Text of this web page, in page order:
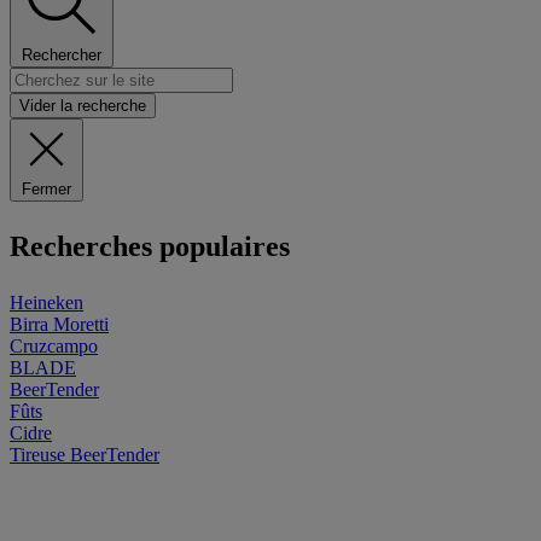
Rechercher
Vider la recherche
Fermer
Recherches populaires
Heineken
Birra Moretti
Cruzcampo
BLADE
BeerTender
Fûts
Cidre
Tireuse BeerTender